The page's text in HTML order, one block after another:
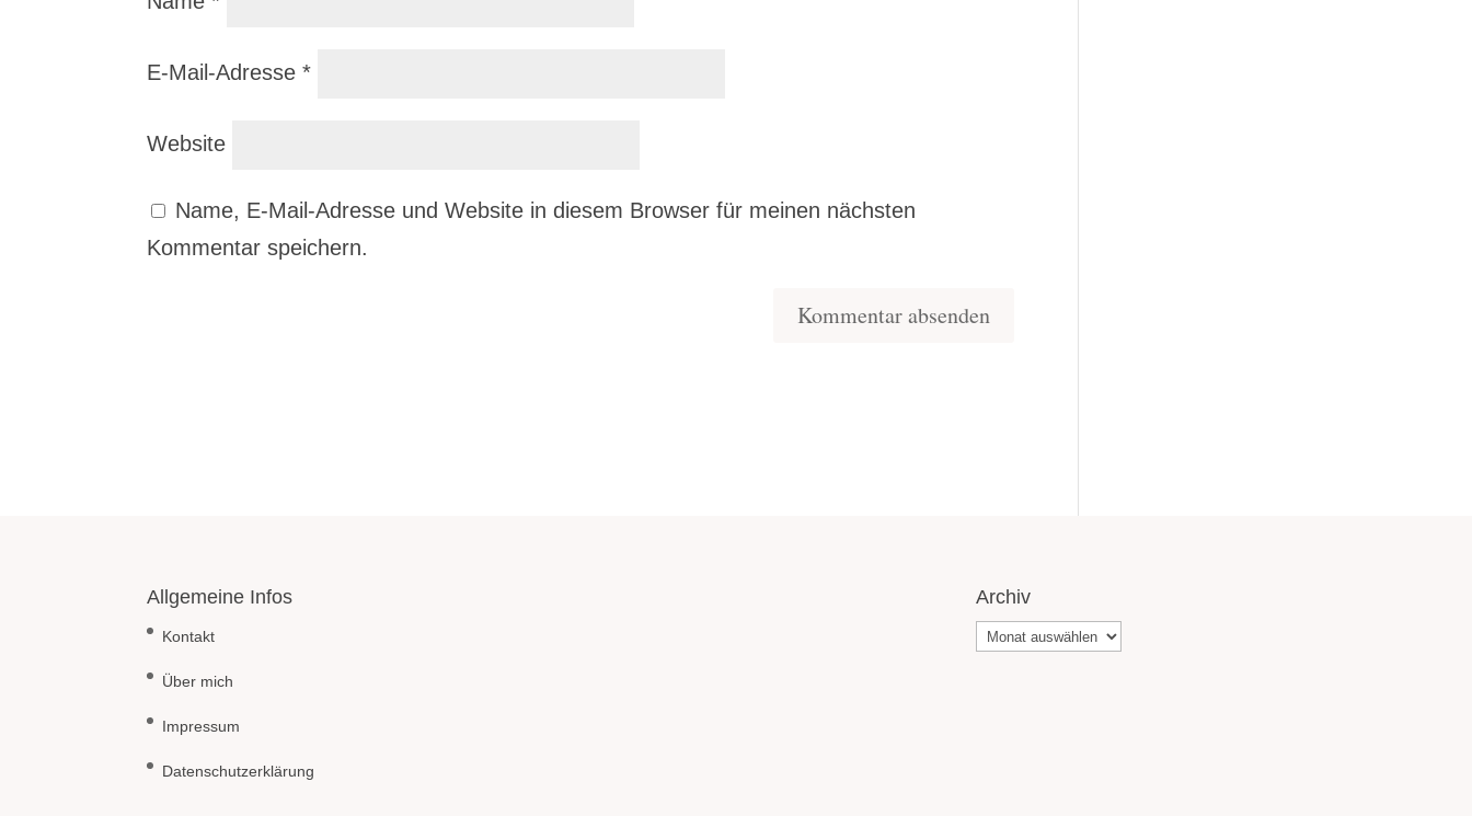
E-Mail-Adresse*
Website
Name, E-Mail-Adresse und Website in diesem Browser für meinen nächsten
Kommentar speichern.
Allgemeine Infos
Kontakt
Über mich
Impressum
Datenschutzerklärung
Archiv
Archiv